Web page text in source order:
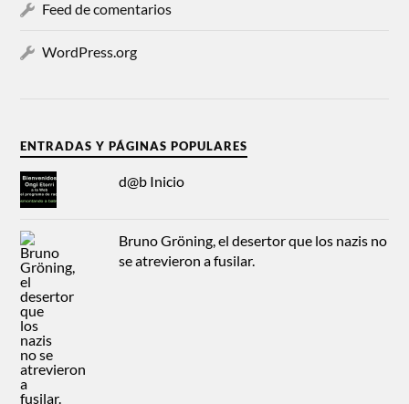
Feed de comentarios
WordPress.org
ENTRADAS Y PÁGINAS POPULARES
d@b Inicio
Bruno Gröning, el desertor que los nazis no
se atrevieron a fusilar.